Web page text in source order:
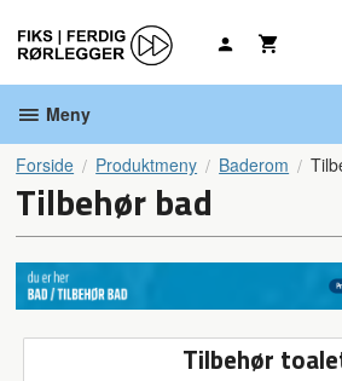
innholdet
Meny
Forside Produktmeny Baderom
Tilbehør bad
Tilbehør